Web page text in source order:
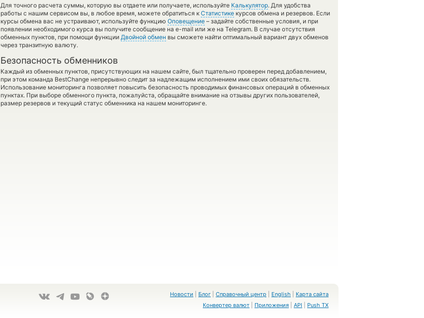
Для точного расчета суммы, которую вы отдаете или получаете, используйте Калькулятор. Для удобства
работы с нашим сервисом вы, в любое время, можете обратиться к Статистике курсов обмена и резервов. Если
курсы обмена вас не устраивают, используйте функцию Оповещение – задайте собственные условия, и при
появлении необходимого курса вы получите сообщение на e-mail или же на Telegram. В случае отсутствия
обменных пунктов, при помощи функции Двойной обмен вы сможете найти оптимальный вариант двух обменов
через транзитную валюту.
Безопасность обменников
Каждый из обменных пунктов, присутствующих на нашем сайте, был тщательно проверен перед добавлением,
при этом команда BestChange непрерывно следит за надлежащим исполнением ими своих обязательств.
Использование мониторинга позволяет повысить безопасность проводимых финансовых операций в обменных
пунктах. При выборе обменного пункта, пожалуйста, обращайте внимание на отзывы других пользователей,
размер резервов и текущий статус обменника на нашем мониторинге.
Новости Блог Справочный центр English
Карта сайта
Конвертер валют
Приложения API Push TX